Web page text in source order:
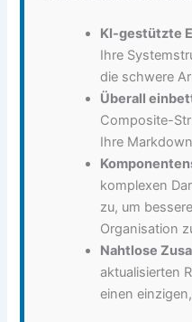
KI-gestützte
Ihre
die schwere
Überall
Composite-
Ihre
komplexen
zu, um
Organisation
Nahtlose
aktualisierten
einen